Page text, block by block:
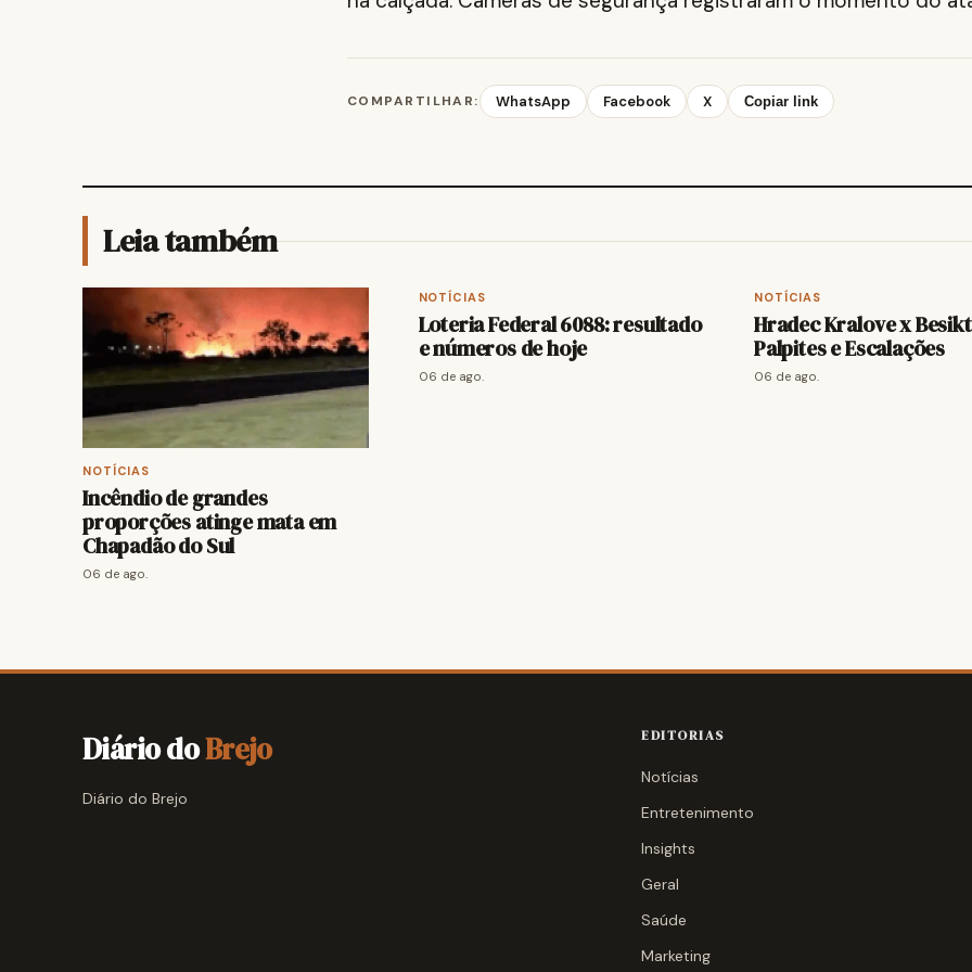
COMPARTILHAR: WhatsApp Facebook X Copiar link
Leia também
NOTÍCIAS
Incêndio de grandes
proporções atinge mata em
Chapadão do Sul
06 de ago.
NOTÍCIAS
Loteria Federal 6088: resultado
e números de hoje
06 de ago.
NOTÍCIAS
Hradec Kralove x
Palpites e Escalações
06 de ago.
Diário doBrejo
Diário do Brejo
EDITORIAS
Notícias
Entretenimento
Insights
Geral
Saúde
Marketing